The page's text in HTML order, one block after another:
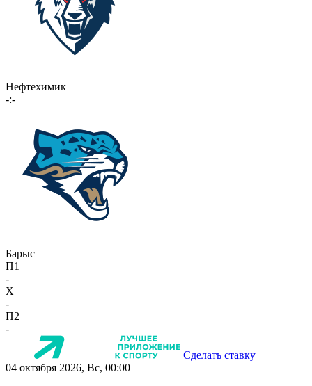
Нефтехимик
-:-
Барыс
П1
-
X
-
П2
-
Сделать ставку
04 октября 2026, Вс, 00:00